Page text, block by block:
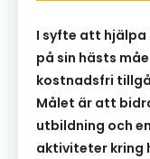
I syfte att
på sin hästs
kostnadsfri
Målet är att
utbildning och
aktiviteter kring